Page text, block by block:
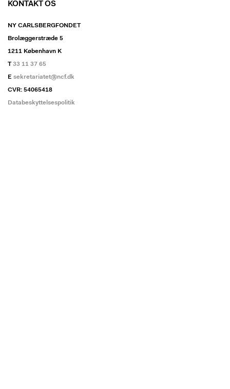
KONTAKT OS
NY CARLSBERGFONDET
Brolæggerstræde 5
1211 København K
T 33 11 37 65
E sekretariatet@ncf.dk
CVR: 54065418
Databeskyttelsespolitik